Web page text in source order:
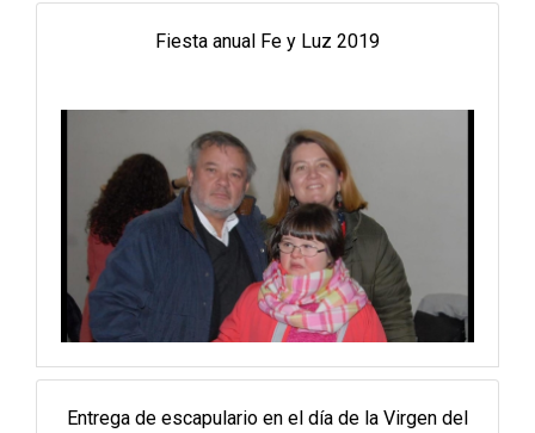
Fiesta anual Fe y Luz 2019
Entrega de escapulario en el día de la Virgen del